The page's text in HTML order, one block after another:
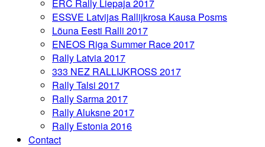
ERC Rally Liepaja 2017
ESSVE Latvijas Rallijkrosa Kausa Posms
Lõuna Eesti Ralli 2017
ENEOS Riga Summer Race 2017
Rally Latvia 2017
333 NEZ RALLIJKROSS 2017
Rally Talsi 2017
Rally Sarma 2017
Rally Aluksne 2017
Rally Estonia 2016
Contact